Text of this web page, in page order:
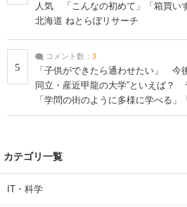
人気 「こんなの初めて」「箱買い
北海道 ねとらぼリサーチ
5
コメント数： 3
「子供ができたら通わせたい」 今
同立・産近甲龍の大学”といえば？
「学問の街のように多様に学べる
| 大学 ねとらぼリサーチ
カテゴリ一覧
IT・科学